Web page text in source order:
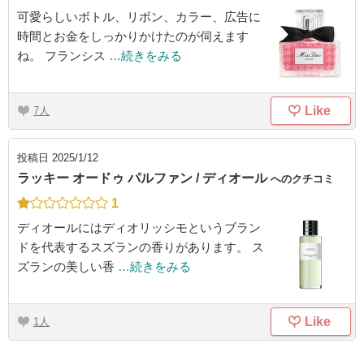
可愛らしいボトル、リボン、カラー、広告に
時間とお金をしっかりかけたのが伺えます
ね。 フランシス …続きをみる
7 Like
投稿日 2025/1/12
ラッキー オードゥ パルファン / ディオール へのクチコミ
1
ディオールにはディオリッシモというブラン
ドを代表するスズランの香りがあります。 ス
ズランの美しい香 …続きをみる
1 Like